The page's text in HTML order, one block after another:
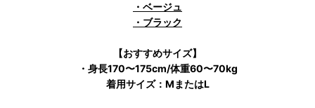
・ベージュ
・ブラック
【おすすめサイズ】
・身長170〜175cm/体重60〜70kg
着用サイズ：MまたはL